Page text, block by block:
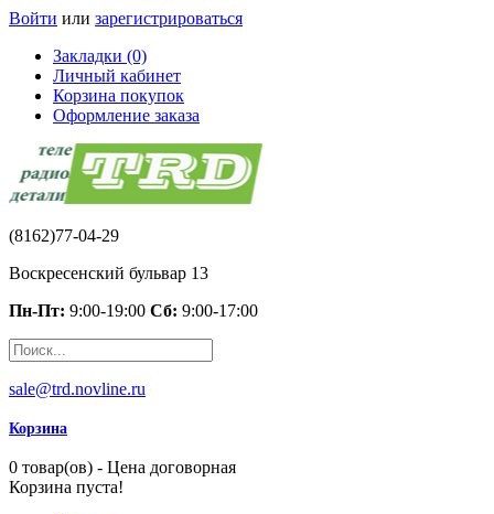
Войти или зарегистрироваться
Закладки (0)
Личный кабинет
Корзина покупок
Оформление заказа
(8162)77-04-29
Воскресенский бульвар 13
Пн-Пт: 9:00-19:00 Сб: 9:00-17:00
sale@trd.novline.ru
Корзина
0 товар(ов) - Цена договорная
Корзина пуста!